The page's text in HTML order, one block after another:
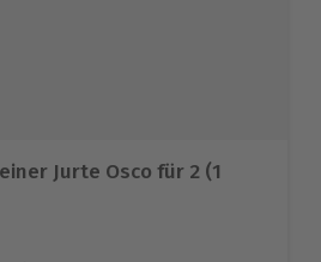
Jurte Osco für 2 (1